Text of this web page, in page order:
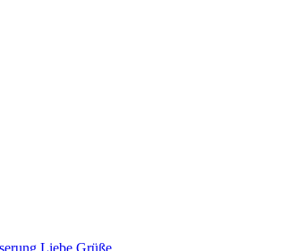
Liebe Grüße